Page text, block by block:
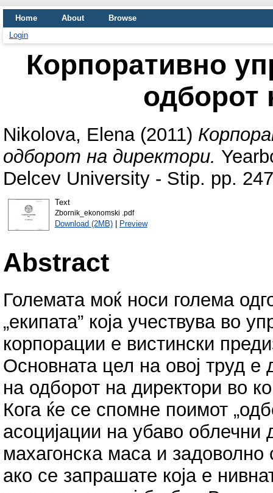
Home About
Browse
Login
Корпоративно
одборот
Nikolova, Elena(2011)
одборот на директори.
Delcev University - Stip. pp.
Text
Zbornik_ekonomski .pdf
Download (2MB)| Preview
Abstract
Големата моќ носи голема
„екипата” која учествува во
корпорации е вистински
Основната цел на овој труд е
на одборот на директори во
Кога ќе се спомне поимот
асоцијации на убаво облечни
махагонска маса и
ако се запрашате која е